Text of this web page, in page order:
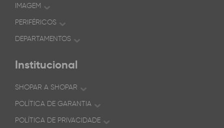
IMAGEM
PERIFÉRICOS
DEPARTAMENTOS
Institucional
SHOPAR A SHOPAR
POLÍTICA DE GARANTIA
POLÍTICA DE PRIVACIDADE